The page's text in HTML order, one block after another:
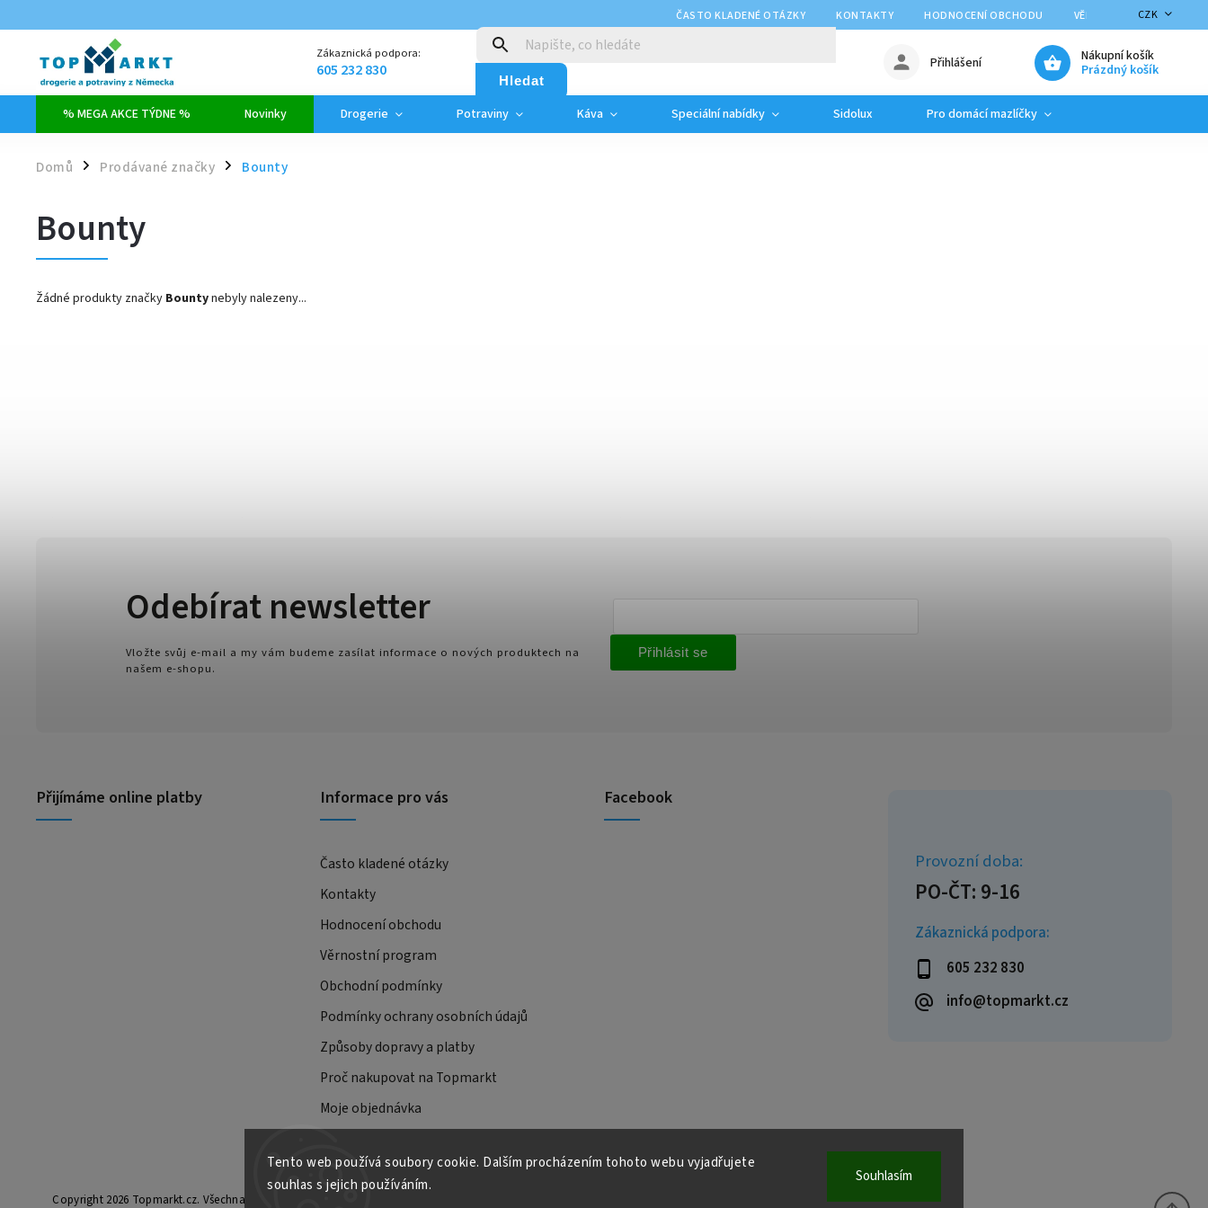
Tento web používá soubory cookie. Dalším procházením tohoto webu vyjadřujete
souhlas s jejich používáním.
Souhlasím
ČASTO KLADENÉ OTÁZKY KONTAKTY HODNOCENÍ OBCHODU VĚRNOSTNÍ PROGRAM
CZK
Zákaznická podpora:
605 232 830 Hledat
Nákupní košík
Prázdný košík
Přihlášení
% MEGA AKCE TÝDNE % Novinky Drogerie Potraviny Káva Speciální nabídky Sidolux Pro domácí mazlíčky
Domů / Prodávané značky / Bounty
Bounty
Žádné produkty značky Bountynebyly nalezeny...
Zákaznická podpora:
605 232 830
info@topmarkt.cz
Odebírat newsletter
Vložte svůj e-mail a my vám budeme zasílat informace o nových produktech na
našem e-shopu.
Přihlásit se
Přijímáme online platby Informace pro vás
Často kladené otázky
Kontakty
Hodnocení obchodu
Věrnostní program
Obchodní podmínky
Podmínky ochrany osobních údajů
Způsoby dopravy a platby
Proč nakupovat na Topmarkt
Moje objednávka
Facebook
Copyright 2026 Topmarkt.cz. Všechna práva vyhrazena.